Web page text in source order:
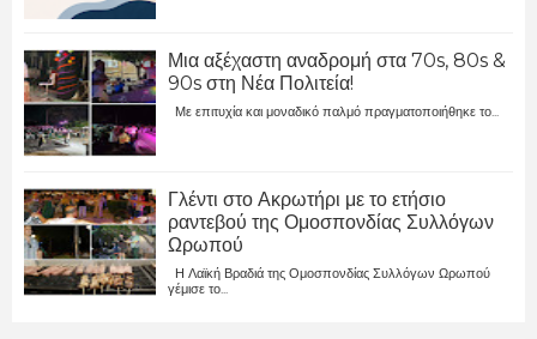
Μια αξέχαστη αναδρομή στα 70s, 80s &
90s στη Νέα Πολιτεία!
Με επιτυχία και μοναδικό παλμό πραγματοποιήθηκε το...
Γλέντι στο Ακρωτήρι με το ετήσιο
ραντεβού της Ομοσπονδίας Συλλόγων
Ωρωπού
Η Λαϊκή Βραδιά της Ομοσπονδίας Συλλόγων Ωρωπού
γέμισε το...